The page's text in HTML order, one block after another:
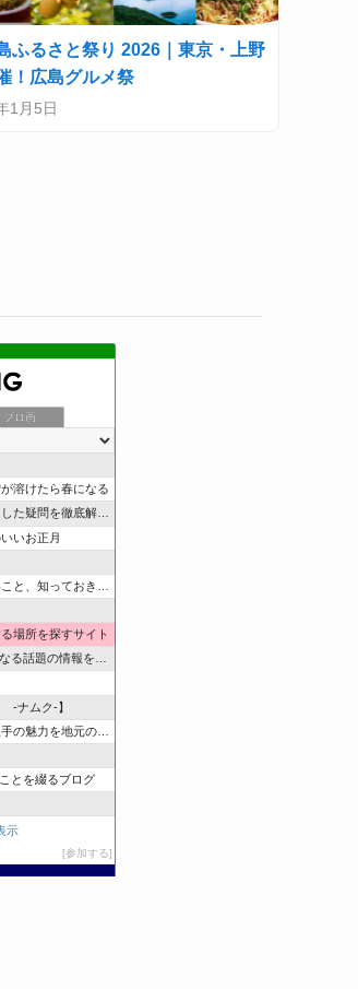
ふるさと祭り 2026｜東京・上野
！広島グルメ祭
1月5日
ブロ画
溶けたら春になる
疑問を徹底解説！
いお正月
っておきたいこと…
場所を探すサイト
の情報を随時発信！
-ナムク-】
地元の人と訪れる人に
とを綴るブログ
示
参加する